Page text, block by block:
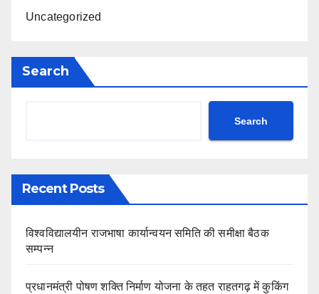
Uncategorized
Search
Search
Recent Posts
विश्वविद्यालयीन राजभाषा कार्यान्वयन समिति की समीक्षा बैठक
सम्पन्न
प्रधानमंत्री पोषण शक्ति निर्माण योजना के तहत राहतगढ़ में कुकिंग